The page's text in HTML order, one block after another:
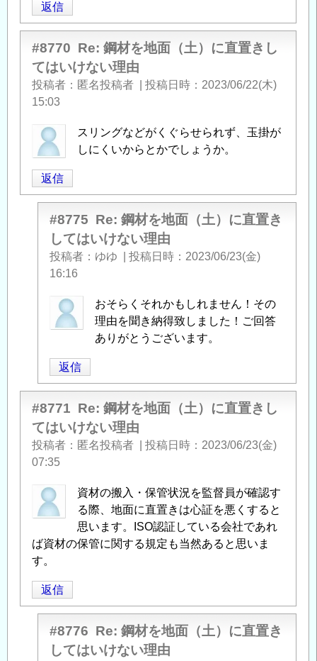
返信
#8770 Re: 鋼材を地面（土）に直置きし
てはいけない理由
投稿者 匿名投稿者 投稿日時
2023/06/22(木)
15:03
スリングなどがくぐらせられず、玉掛が
しにくいからとかでしょうか。
返信
#8775 Re: 鋼材を地面（土）に直置き
してはいけない理由
投稿者 ゆゆ 投稿日時
2023/06/23(金)
16:16
匿
名
者
に
よ
る
「Re:
鋼
を
地
（土）
置
き
し
て
おそらくそれかもしれません！その
理由を聞き納得致しました！ご回答
ありがとうございます。
返信
#8771 Re: 鋼材を地面（土）に直置きし
てはいけない理由
投稿者 匿名投稿者 投稿日時
2023/06/23(金)
07:35
資材の搬入・保管状況を監督員が確認す
る際、地面に直置きは心証を悪くすると
思います。ISO認証している会社であれ
ば資材の保管に関する規定も当然あると思いま
す。
返信
#8776 Re: 鋼材を地面（土）に直置き
してはいけない理由